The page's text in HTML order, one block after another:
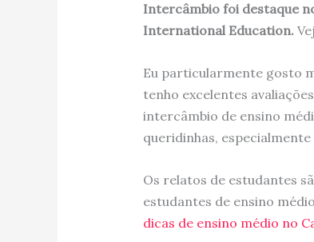
Intercâmbio foi destaque
International Education.
Eu particularmente gosto
tenho excelentes
intercâmbio de ensino
queridinhas,
Os relatos de estudantes
estudantes de ensino
dicas de ensino médio no